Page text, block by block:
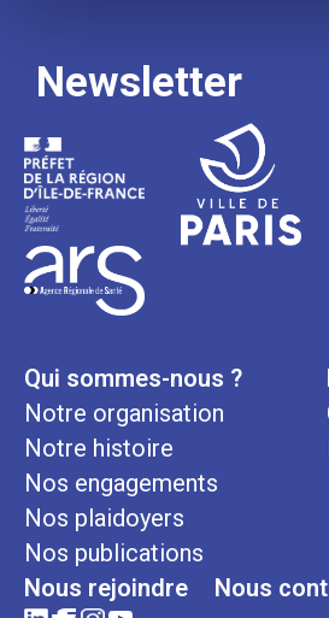
Newsletter
Qui sommes-nous ?
Notre organisation
Notre histoire
Nos engagements
Nos plaidoyers
Nos publications
Nous rejoindre Nous